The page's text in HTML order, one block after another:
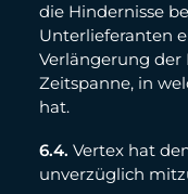
die Hindernisse
Unterlieferanten
Verlängerung
Zeitspanne, in
hat.
6.4. Vertex hat
unverzüglich